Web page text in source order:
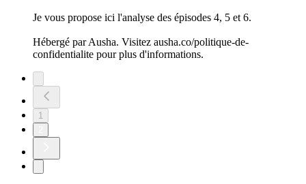
Je vous propose ici l'analyse des épisodes 4, 5 et 6.
Hébergé par Ausha. Visitez ausha.co/politique-de-
confidentialite pour plus d'informations.
1